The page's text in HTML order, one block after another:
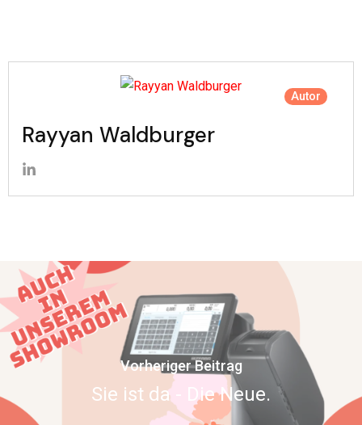
Rayyan Waldburger
Autor
Vorheriger Beitrag
Sie ist da - Die Neue.